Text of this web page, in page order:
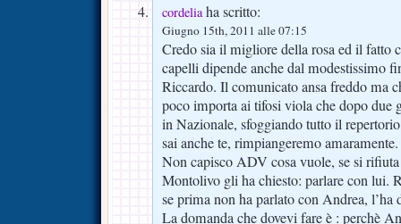
cordeliaha scritto:
Giugno 15th, 2011 alle 07:15
Credo sia il migliore della rosa ed il fatto
capelli dipende anche dal modestissimo
Riccardo. Il comunicato ansa freddo ma
poco importa ai tifosi viola che dopo due
in Nazionale, sfoggiando tutto il
sai anche te, rimpiangeremo amaramente.
Non capisco ADV cosa vuole, se si
Montolivo gli ha chiesto: parlare con lui.
se prima non ha parlato con Andrea, l’ha
La domanda che dovevi fare è : perchè